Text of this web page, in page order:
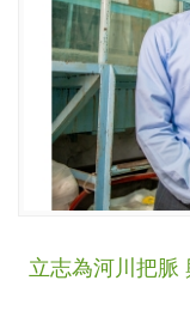
立志為河川把脈